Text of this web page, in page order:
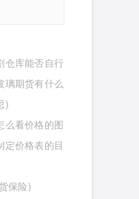
仓库能否自行
璃期货有什么
)
么看价格的图
价格表的目
保险)